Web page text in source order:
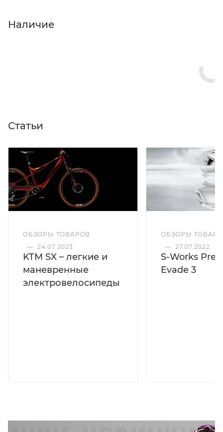
Наличие
Статьи
ОБЗОРЫ ТОВАРОВ
— 24.07.2023
KTM SX – легкие и
маневренные
электровелосипеды
ОБЗОРЫ
— 27.07.2022
S-Works
Evade 3